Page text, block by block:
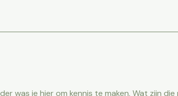
was je hier om kennis te maken. Wat zijn